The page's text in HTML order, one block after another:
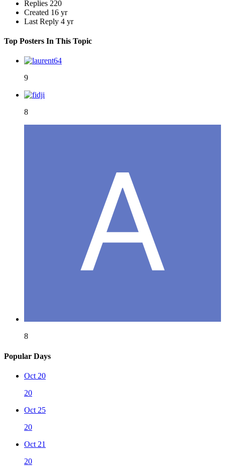
Replies 220
Created 16 yr
Last Reply 4 yr
Top Posters In This Topic
9
8
8
Popular Days
Oct 20
20
Oct 25
20
Oct 21
20